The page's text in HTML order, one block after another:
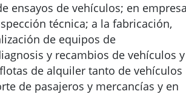
ensayos de vehículos; en
técnica; a la fabricación,
de equipos de
y recambios de vehículos y
de alquiler tanto de vehículos
de pasajeros y mercancías y en